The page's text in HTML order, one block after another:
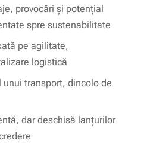
provocări și potențial
spre sustenabilitate
pe agilitate,
logistică
transport, dincolo de
dar deschisă lanțurilor